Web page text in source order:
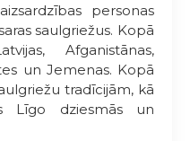
personas
saulgriežus. Kopā
Afganistānas,
un Jemenas. Kopā
tradīcijām, kā
Līgo dziesmās un